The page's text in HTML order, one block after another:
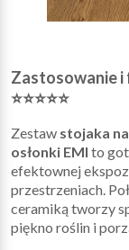
Zastosowanie i
⭐⭐⭐⭐⭐
Zestaw stojaka
osłonki EMI to
efektownej
przestrzeniach.
ceramiką tworzy
piękno roślin i